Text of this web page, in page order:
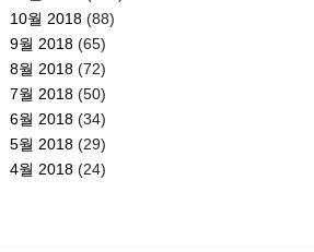
10월 2018(88)
9월 2018(65)
8월 2018(72)
7월 2018(50)
6월 2018(34)
5월 2018(29)
4월 2018(24)